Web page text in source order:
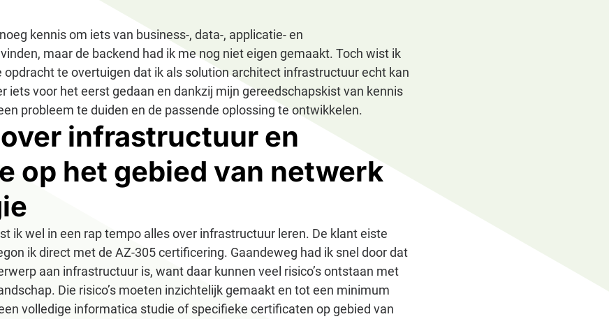
kennis om iets van business-, data-, applicatie- en
maar de backend had ik me nog niet eigen gemaakt. Toch wist ik
opdracht te overtuigen dat ik als solution architect infrastructuur echt kan
iets voor het eerst gedaan en dankzij mijn gereedschapskist van kennis
probleem te duiden en de passende oplossing te ontwikkelen.
infrastructuur en
op het gebied van netwerk
ik wel in een rap tempo alles over infrastructuur leren. De klant eiste
ik direct met de AZ-305 certificering. Gaandeweg had ik snel door dat
aan infrastructuur is, want daar kunnen veel risico’s ontstaan met
Die risico’s moeten inzichtelijk gemaakt en tot een minimum
volledige informatica studie of specifieke certificaten op gebied van